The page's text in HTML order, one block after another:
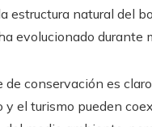
estructura natural del
evolucionado durante
de conservación es
y el turismo pueden